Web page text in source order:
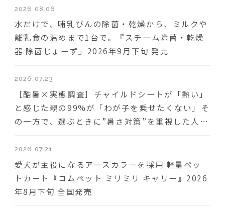
2026.08.06
水だけで、哺乳びんの除菌・乾燥から、ミルクや
離乳食の温めまで1台で。『スチーム除菌・乾燥
器 除菌じょーず』2026年9月下旬 発売
2026.07.23
［酷暑×実態調査］チャイルドシートが「熱い」
と感じた親の99%が「わが子を乗せたくない」そ
の一方で、選ぶときに”暑さ対策”を重視した人は
2026.07.21
愛犬が主役になるアースカラーを採用 軽量ペッ
トカート『コムペット ミリミリ キャリー』2026
年8月下旬 全国発売